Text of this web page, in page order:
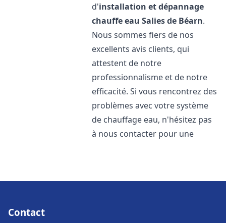
d'installation et dépannage
chauffe eau Salies de Béarn.
Nous sommes fiers de nos
excellents avis clients, qui
attestent de notre
professionnalisme et de notre
efficacité. Si vous rencontrez des
problèmes avec votre système
de chauffage eau, n'hésitez pas
à nous contacter pour une
Contact